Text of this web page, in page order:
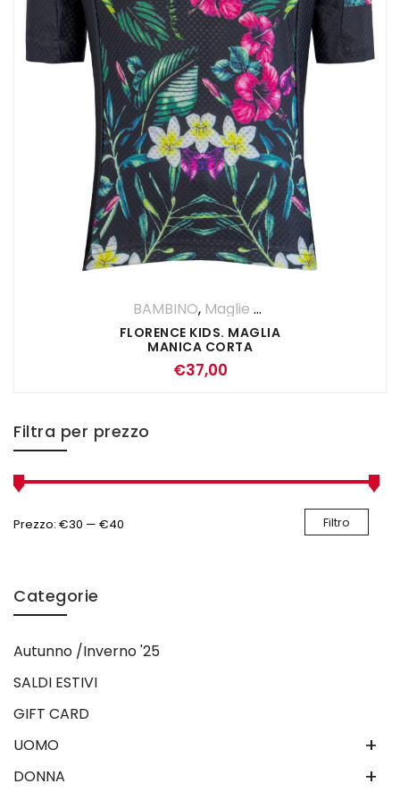
BAMBINO, Maglie Manica Corta
FLORENCE KIDS. MAGLIA
MANICA CORTA
€37,00
Filtra per prezzo
Filtro
Prezzo: €30 — €40
Categorie
Autunno /Inverno '25
SALDI ESTIVI
GIFT CARD
+
UOMO
+
DONNA